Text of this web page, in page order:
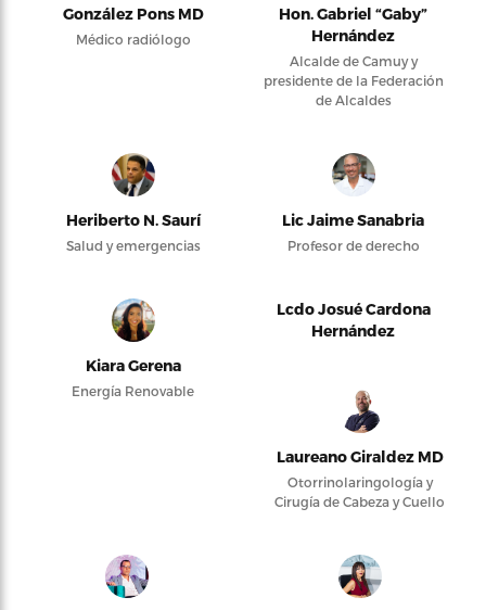
González Pons MD
Médico radiólogo
Hon. Gabriel “Gaby”
Hernández
Alcalde de Camuy y
presidente de la Federación
de Alcaldes
Heriberto N. Saurí
Salud y emergencias
Lic Jaime Sanabria
Profesor de derecho
Kiara Gerena
Energía Renovable
Lcdo Josué Cardona
Hernández
Laureano Giraldez MD
Otorrinolaringología y
Cirugía de Cabeza y Cuello